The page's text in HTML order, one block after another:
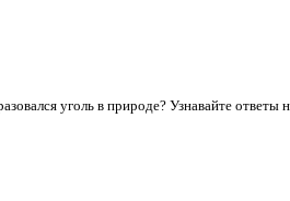
уголь в природе? Узнавайте